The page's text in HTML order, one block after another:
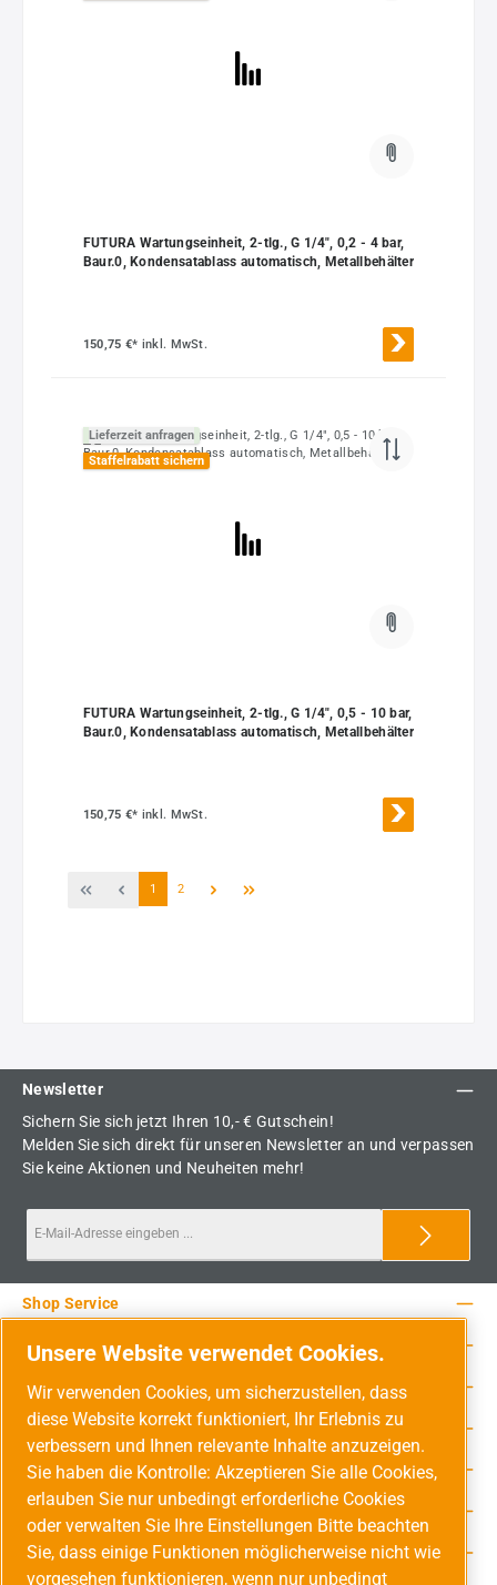
FUTURA Wartungseinheit, 2-tlg., G 1/4", 0,2 - 4 bar,
Baur.0, Kondensatablass automatisch, Metallbehälter
150,75 €* inkl. MwSt.
Lieferzeit anfragen
Staffelrabatt sichern
FUTURA Wartungseinheit, 2-tlg., G 1/4", 0,5 - 10 bar,
Baur.0, Kondensatablass automatisch, Metallbehälter
150,75 €* inkl. MwSt.
Seite
1 Seite
2
Newsletter
Sichern Sie sich jetzt Ihren 10,- € Gutschein!
Melden Sie sich direkt für unseren Newsletter an und verpassen
Sie keine Aktionen und Neuheiten mehr!
Service-Hotline
Shop Service
Rechtliche Hinweise
Unsere Vorteile
Versandarten
Zahlungsarten
Adresse
Unsere Website verwendet Cookies.
Wir verwenden Cookies, um sicherzustellen, dass
diese Website korrekt funktioniert, Ihr Erlebnis zu
verbessern und Ihnen relevante Inhalte anzuzeigen.
Sie haben die Kontrolle: Akzeptieren Sie alle Cookies,
erlauben Sie nur unbedingt erforderliche Cookies
oder verwalten Sie Ihre Einstellungen Bitte beachten
Sie, dass einige Funktionen möglicherweise nicht wie
vorgesehen funktionieren, wenn nur unbedingt